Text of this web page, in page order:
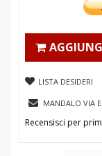
LISTA DESIDERI
MANDALO VIA
Recensisci per